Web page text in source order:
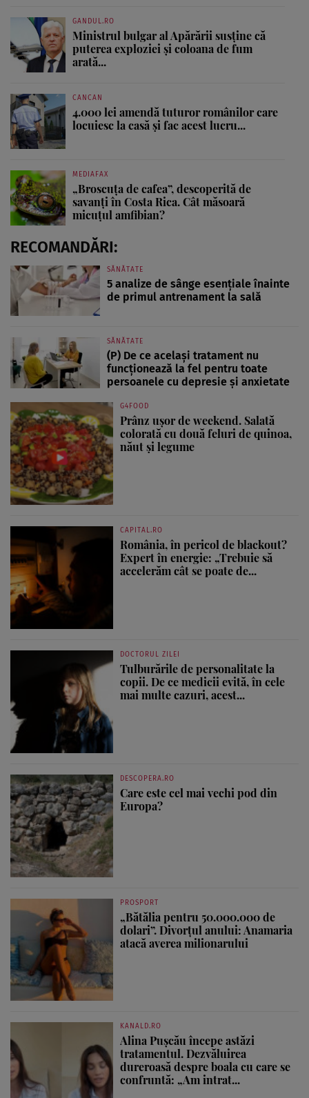
GANDUL.RO
Ministrul bulgar al Apărării susține că
puterea exploziei și coloana de fum
arată...
CANCAN
4.000 lei amendă tuturor românilor care
locuiesc la casă și fac acest lucru...
MEDIAFAX
„Broscuța de cafea”, descoperită de
savanți în Costa Rica. Cât măsoară
micuțul amfibian?
RECOMANDĂRI:
SĂNĂTATE
5 analize de sânge esențiale înainte
de primul antrenament la sală
SĂNĂTATE
(P) De ce același tratament nu
funcționează la fel pentru toate
persoanele cu depresie și anxietate
G4FOOD
Prânz ușor de weekend. Salată
colorată cu două feluri de quinoa,
năut și legume
CAPITAL.RO
România, în pericol de blackout?
Expert în energie: „Trebuie să
accelerăm cât se poate de...
DOCTORUL ZILEI
Tulburările de personalitate la
copii. De ce medicii evită, în cele
mai multe cazuri, acest...
DESCOPERA.RO
Care este cel mai vechi pod din
Europa?
PROSPORT
„Bătălia pentru 50.000.000 de
dolari”. Divorțul anului: Anamaria
atacă averea milionarului
KANALD.RO
Alina Pușcău începe astăzi
tratamentul. Dezvăluirea
dureroasă despre boala cu care se
confruntă: „Am intrat...